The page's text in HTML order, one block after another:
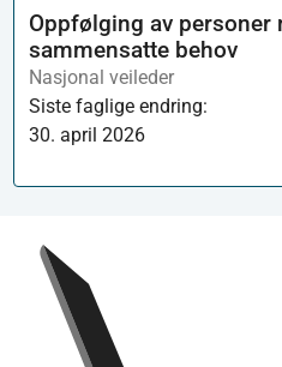
Oppfølging av personer
sammensatte behov
Nasjonal veileder
Siste faglige endring:
30. april 2026